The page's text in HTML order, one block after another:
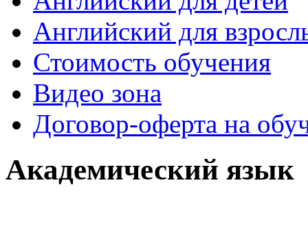
Английский для
Стоимость обучения
Видео зона
Договор-оферта на
Академический язык